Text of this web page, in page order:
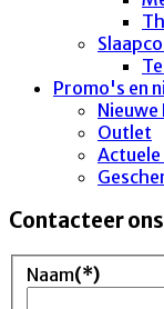
Promo's en
Outlet
Contacteer ons
Naam(*)